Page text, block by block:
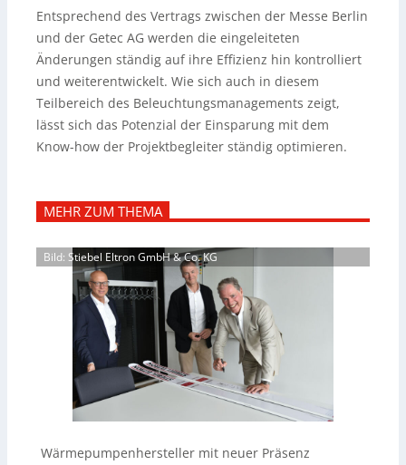
Entsprechend des Vertrags zwischen der Messe Berlin
und der Getec AG werden die eingeleiteten
Änderungen ständig auf ihre Effizienz hin kontrolliert
und weiterentwickelt. Wie sich auch in diesem
Teilbereich des Beleuchtungsmanagements zeigt,
lässt sich das Potenzial der Einsparung mit dem
Know-how der Projektbegleiter ständig optimieren.
MEHR ZUM THEMA
Bild: Stiebel Eltron GmbH & Co. KG
Wärmepumpenhersteller mit neuer Präsenz